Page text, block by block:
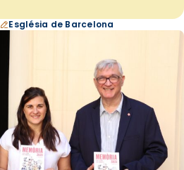
Església de Barcelona